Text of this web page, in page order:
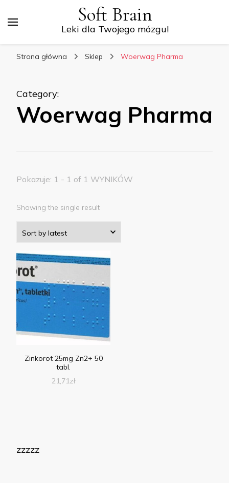
Soft Brain
Leki dla Twojego mózgu!
Strona główna Sklep Woerwag Pharma
Category:
Woerwag Pharma
Pokazuje: 1 - 1 of 1 WYNIKÓW
Showing the single result
Zinkorot 25mg Zn2+ 50
tabl.
21,71zł
zzzzz